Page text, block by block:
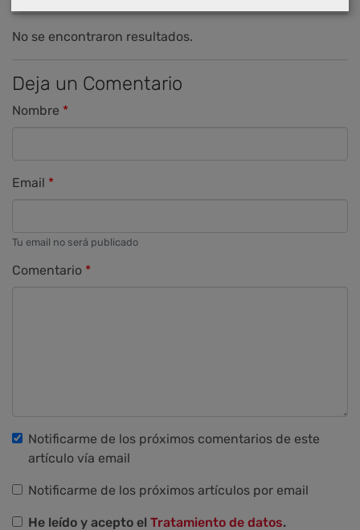
No se encontraron resultados.
Deja un Comentario
Nombre
Email
Tu email no será publicado
Comentario
Notificarme de los próximos comentarios de este
artículo vía email
Notificarme de los próximos artículos por email
He leído y acepto el Tratamiento de datos.